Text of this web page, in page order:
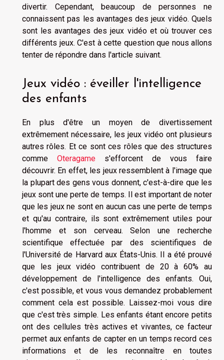
divertir. Cependant, beaucoup de personnes ne
connaissent pas les avantages des jeux vidéo. Quels
sont les avantages des jeux vidéo et où trouver ces
différents jeux. C'est à cette question que nous allons
tenter de répondre dans l'article suivant.
Jeux vidéo : éveiller l'intelligence
des enfants
En plus d'être un moyen de divertissement
extrêmement nécessaire, les jeux vidéo ont plusieurs
autres rôles. Et ce sont ces rôles que des structures
comme Oteragame s'efforcent de vous faire
découvrir. En effet, les jeux ressemblent à l'image que
la plupart des gens vous donnent, c'est-à-dire que les
jeux sont une perte de temps. Il est important de noter
que les jeux ne sont en aucun cas une perte de temps
et qu'au contraire, ils sont extrêmement utiles pour
l'homme et son cerveau. Selon une recherche
scientifique effectuée par des scientifiques de
l'Université de Harvard aux États-Unis. Il a été prouvé
que les jeux vidéo contribuent de 20 à 60% au
développement de l'intelligence des enfants. Oui,
c'est possible, et vous vous demandez probablement
comment cela est possible. Laissez-moi vous dire
que c'est très simple. Les enfants étant encore petits
ont des cellules très actives et vivantes, ce facteur
permet aux enfants de capter en un temps record ces
informations et de les reconnaître en toutes